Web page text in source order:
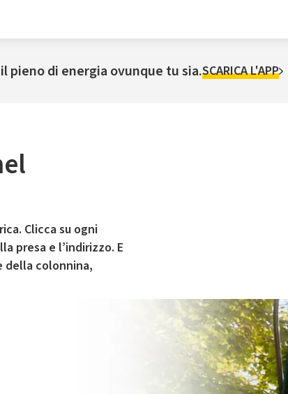
il pieno di energia ovunque tu sia.SCARICA L'APP
Clicca su ogni
presa e l’indirizzo. E
della colonnina,